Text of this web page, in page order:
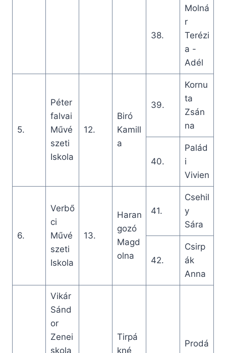
38.
Molná
r
Terézi
a -
Adél
5.
Péter
falvai
Művé
szeti
Iskola
12.
Biró
Kamill
a
39.
Kornu
ta
Zsán
na
40.
Palád
i
Vivien
6.
Verbő
ci
Művé
szeti
Iskola
13.
Haran
gozó
Magd
olna
41.
Csehil
y
Sára
42.
Csirp
ák
Anna
Vikár
Sánd
or
Zenei
skola
Tirpá
kné
Prodá